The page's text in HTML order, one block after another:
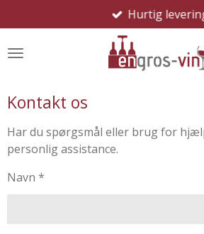
til
hovedindhold
Hurtig
Kontakt os
Har du spørgsmål eller brug for
personlig assistance.
Navn *